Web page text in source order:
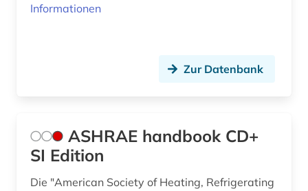
geschützte topographien (1)
gesundheit (1)
gleitlager (1)
Informationen
Zur Datenbank
ASHRAE handbook CD+
SI Edition
Die "American Society of Heating, Refrigerating